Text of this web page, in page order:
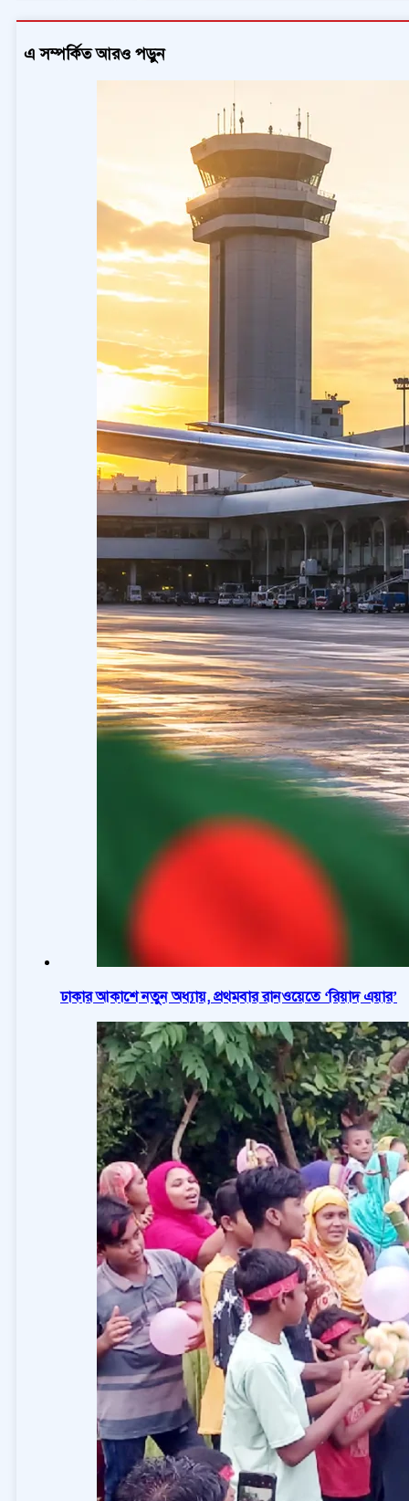
এ সম্পর্কিত আরও পড়ুন
ঢাকার আকাশে নতুন অধ্যায়, প্রথমবার রানওয়েতে ‘রিয়াদ এয়ার’